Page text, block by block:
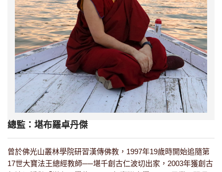
總監：堪布羅卓丹傑
曾於佛光山叢林學院研習漢傳佛教，1997年19歲時開始追隨第
17世大寶法王總經教師──堪千創古仁波切出家，2003年獲創古